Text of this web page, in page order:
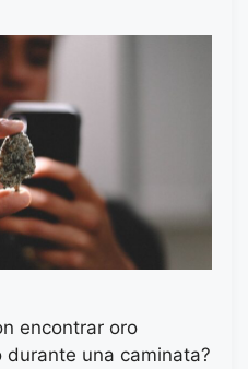
encontrar oro
una caminata?